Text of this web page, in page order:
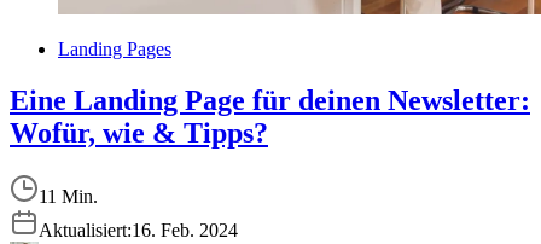
Landing Pages
Eine Landing Page für deinen Newsletter:
Wofür, wie & Tipps?
11 Min.
Aktualisiert:16. Feb. 2024